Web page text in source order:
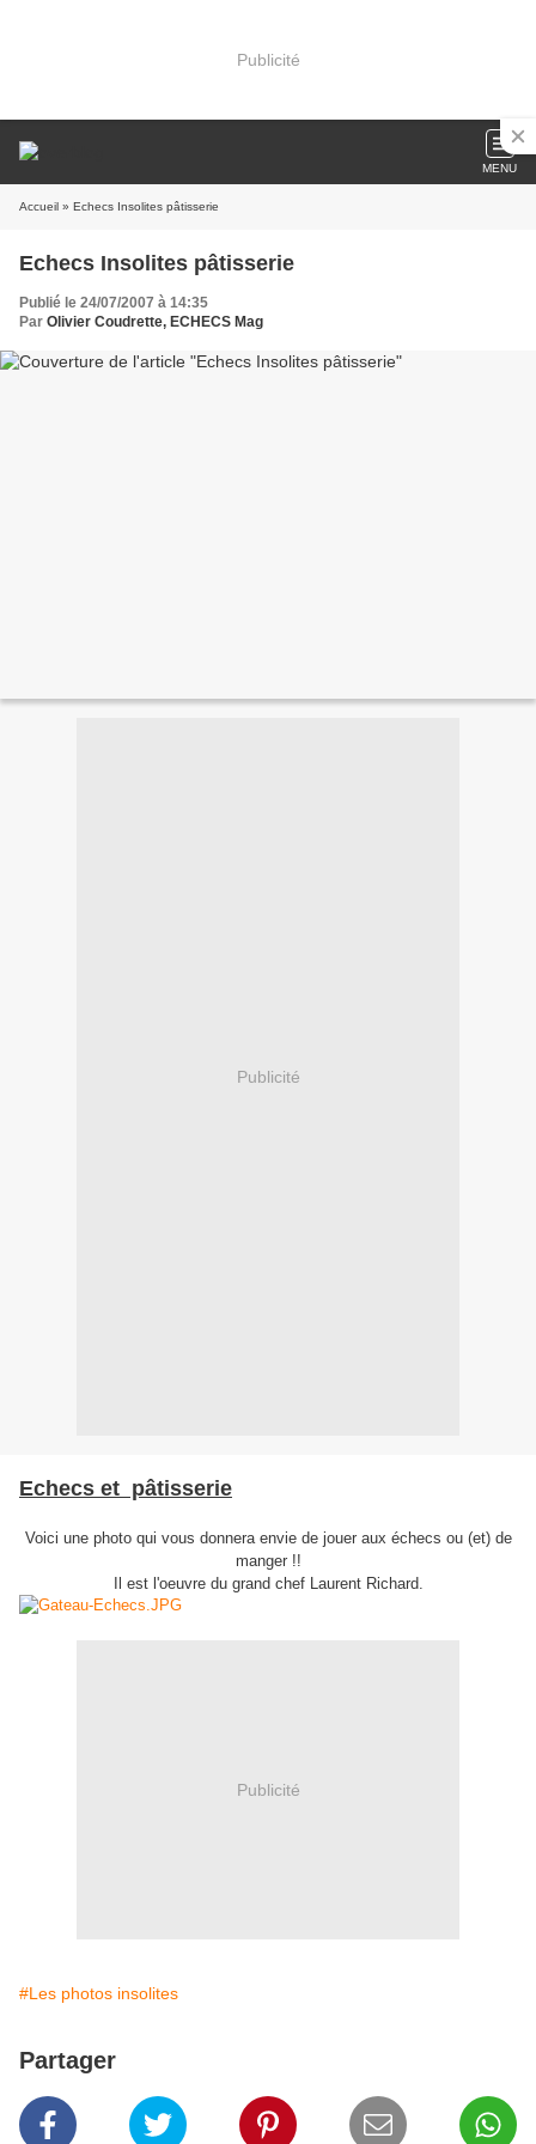
Publicité
MENU
Accueil » Echecs Insolites pâtisserie
Echecs Insolites pâtisserie
Publié le 24/07/2007 à 14:35
Par Olivier Coudrette, ECHECS Mag
Publicité
Echecs et pâtisserie
Voici une photo qui vous donnera envie de jouer aux échecs ou (et) de
manger !!
Il est l'oeuvre du grand chef Laurent Richard.
Publicité
#Les photos insolites
Partager